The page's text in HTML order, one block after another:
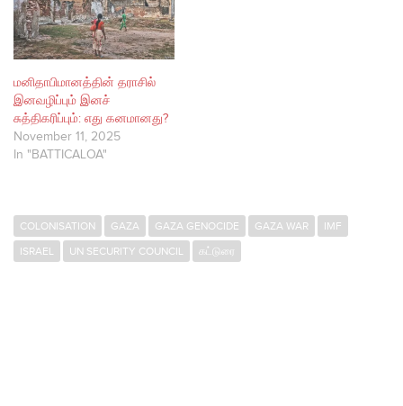
மனிதாபிமானத்தின் தராசில்
இனவழிப்பும் இனச்
சுத்திகரிப்பும்: எது கனமானது?
November 11, 2025
In "BATTICALOA"
COLONISATION GAZA GAZA GENOCIDE GAZA WAR
IMF
ISRAEL
UN SECURITY COUNCIL கட்டுரை